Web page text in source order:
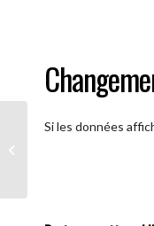
Si les données